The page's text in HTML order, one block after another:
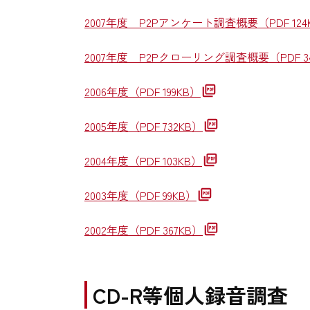
2007年度 P2Pアンケート調査概要 （PDF
2007年度 P2Pクローリング調査概要 （PDF
2006年度 （PDF 199KB）
2005年度 （PDF 732KB）
2004年度 （PDF 103KB）
2003年度 （PDF 99KB）
2002年度 （PDF 367KB）
CD-R等個人録音調査